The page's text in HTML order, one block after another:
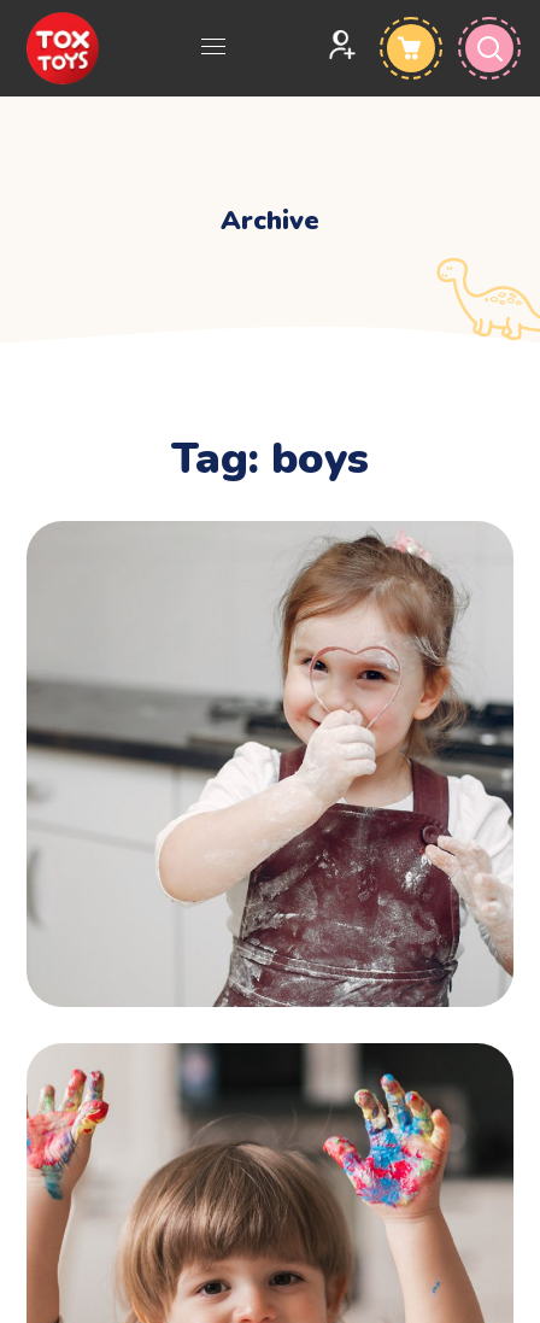
Archive
Tag: boys
Mother’s Helpers
ACTIVITES
Painting for Kids
ACTIVITES